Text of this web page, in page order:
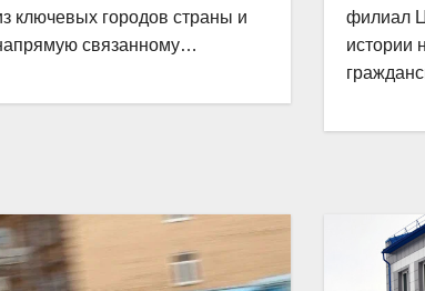
ключевых городов страны и
связанному…
филиал
истории